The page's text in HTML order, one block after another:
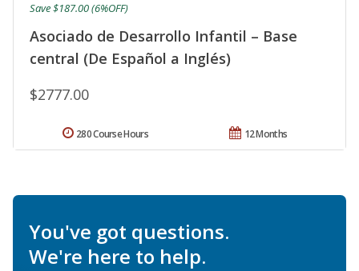
Asociado de Desarrollo Infantil – Base
central (De Español a Inglés)
$2777.00
Save $187.00 (6%OFF)
12 Months
280 Course Hours
You've got questions.
We're here to help.